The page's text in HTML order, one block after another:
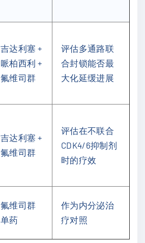
吉达利塞 +
哌柏西利 +
氟维司群
评估多通路联
合封锁能否最
大化延缓进展
吉达利塞 +
氟维司群
评估在不联合
CDK4/6抑制剂
时的疗效
氟维司群
单药
作为内分泌治
疗对照